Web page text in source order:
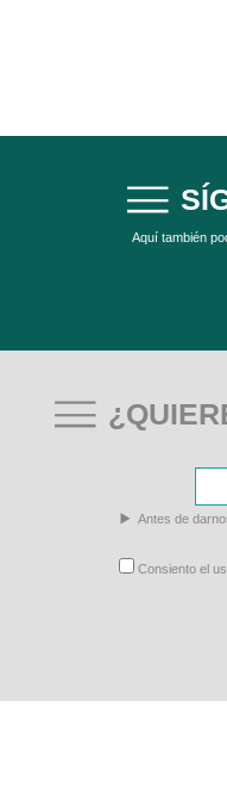
Aquí también
Antes de
Consiento el